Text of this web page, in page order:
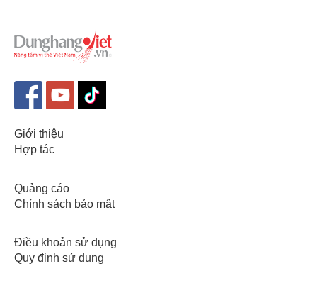
Giới thiệu
Hợp tác
Quảng cáo
Chính sách bảo mật
Điều khoản sử dụng
Quy định sử dụng